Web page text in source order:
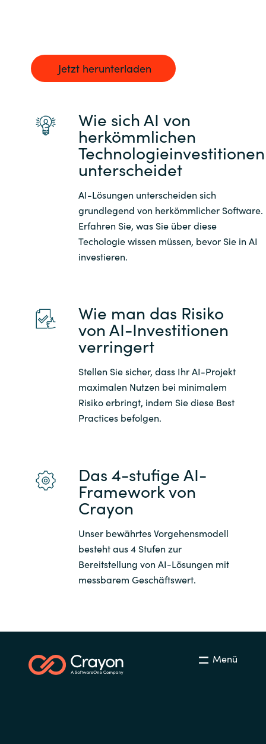
Spain
Sweden
Switzerland
United Kingdom
United States
Jetzt herunterladen
Wie sich AI von
herkömmlichen
Technologieinvestitionen
unterscheidet
AI-Lösungen unterscheiden sich
grundlegend von herkömmlicher Software.
Erfahren Sie, was Sie über diese
Techologie wissen müssen, bevor Sie in AI
investieren.
Wie man das Risiko
von AI-Investitionen
verringert
Stellen Sie sicher, dass Ihr AI-Projekt
maximalen Nutzen bei minimalem
Risiko erbringt, indem Sie diese Best
Practices befolgen.
Das 4-stufige AI-
Framework von
Crayon
Unser bewährtes Vorgehensmodell
besteht aus 4 Stufen zur
Bereitstellung von AI-Lösungen mit
messbarem Geschäftswert.
Menü